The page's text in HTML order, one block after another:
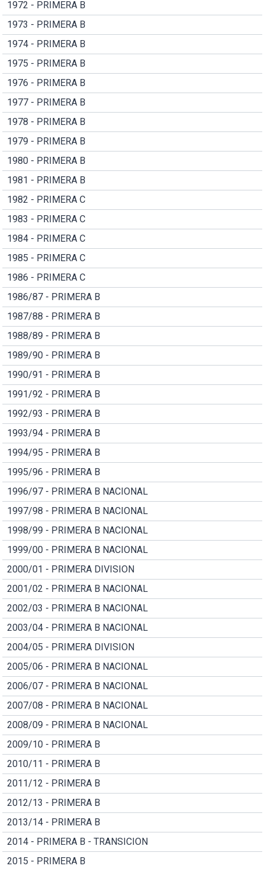
1972 - PRIMERA B
1973 - PRIMERA B
1974 - PRIMERA B
1975 - PRIMERA B
1976 - PRIMERA B
1977 - PRIMERA B
1978 - PRIMERA B
1979 - PRIMERA B
1980 - PRIMERA B
1981 - PRIMERA B
1982 - PRIMERA C
1983 - PRIMERA C
1984 - PRIMERA C
1985 - PRIMERA C
1986 - PRIMERA C
1986/87 - PRIMERA B
1987/88 - PRIMERA B
1988/89 - PRIMERA B
1989/90 - PRIMERA B
1990/91 - PRIMERA B
1991/92 - PRIMERA B
1992/93 - PRIMERA B
1993/94 - PRIMERA B
1994/95 - PRIMERA B
1995/96 - PRIMERA B
1996/97 - PRIMERA B NACIONAL
1997/98 - PRIMERA B NACIONAL
1998/99 - PRIMERA B NACIONAL
1999/00 - PRIMERA B NACIONAL
2000/01 - PRIMERA DIVISION
2001/02 - PRIMERA B NACIONAL
2002/03 - PRIMERA B NACIONAL
2003/04 - PRIMERA B NACIONAL
2004/05 - PRIMERA DIVISION
2005/06 - PRIMERA B NACIONAL
2006/07 - PRIMERA B NACIONAL
2007/08 - PRIMERA B NACIONAL
2008/09 - PRIMERA B NACIONAL
2009/10 - PRIMERA B
2010/11 - PRIMERA B
2011/12 - PRIMERA B
2012/13 - PRIMERA B
2013/14 - PRIMERA B
2014 - PRIMERA B - TRANSICION
2015 - PRIMERA B